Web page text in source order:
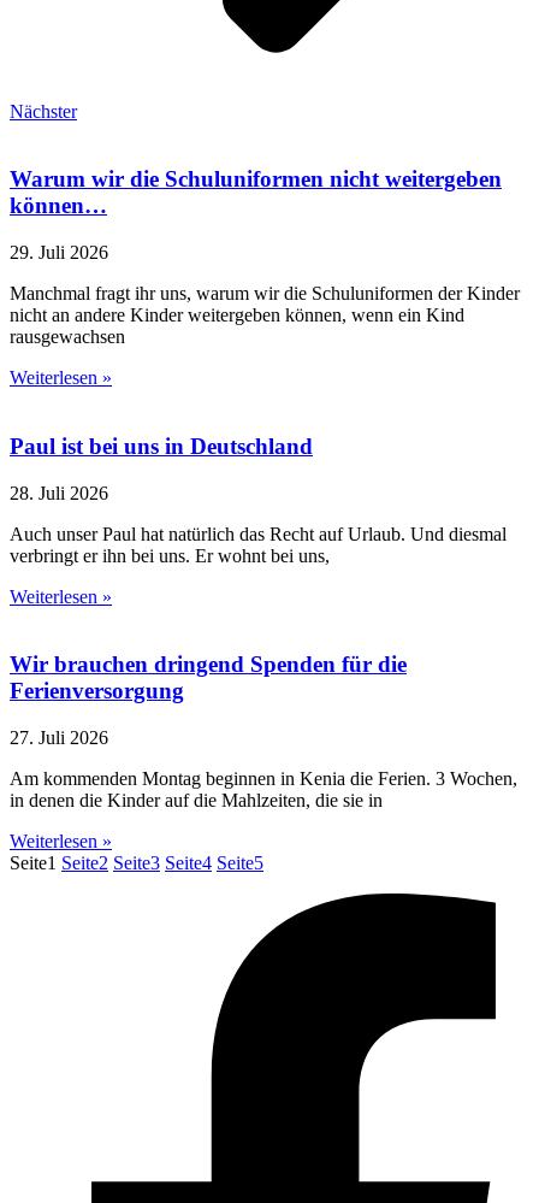
Nächster
Warum wir die Schuluniformen nicht weitergeben
können…
29. Juli 2026
Manchmal fragt ihr uns, warum wir die Schuluniformen der Kinder
nicht an andere Kinder weitergeben können, wenn ein Kind
rausgewachsen
Weiterlesen »
Paul ist bei uns in Deutschland
28. Juli 2026
Auch unser Paul hat natürlich das Recht auf Urlaub. Und diesmal
verbringt er ihn bei uns. Er wohnt bei uns,
Weiterlesen »
Wir brauchen dringend Spenden für die
Ferienversorgung
27. Juli 2026
Am kommenden Montag beginnen in Kenia die Ferien. 3 Wochen,
in denen die Kinder auf die Mahlzeiten, die sie in
Weiterlesen »
Seite1 Seite2 Seite3 Seite4 Seite5